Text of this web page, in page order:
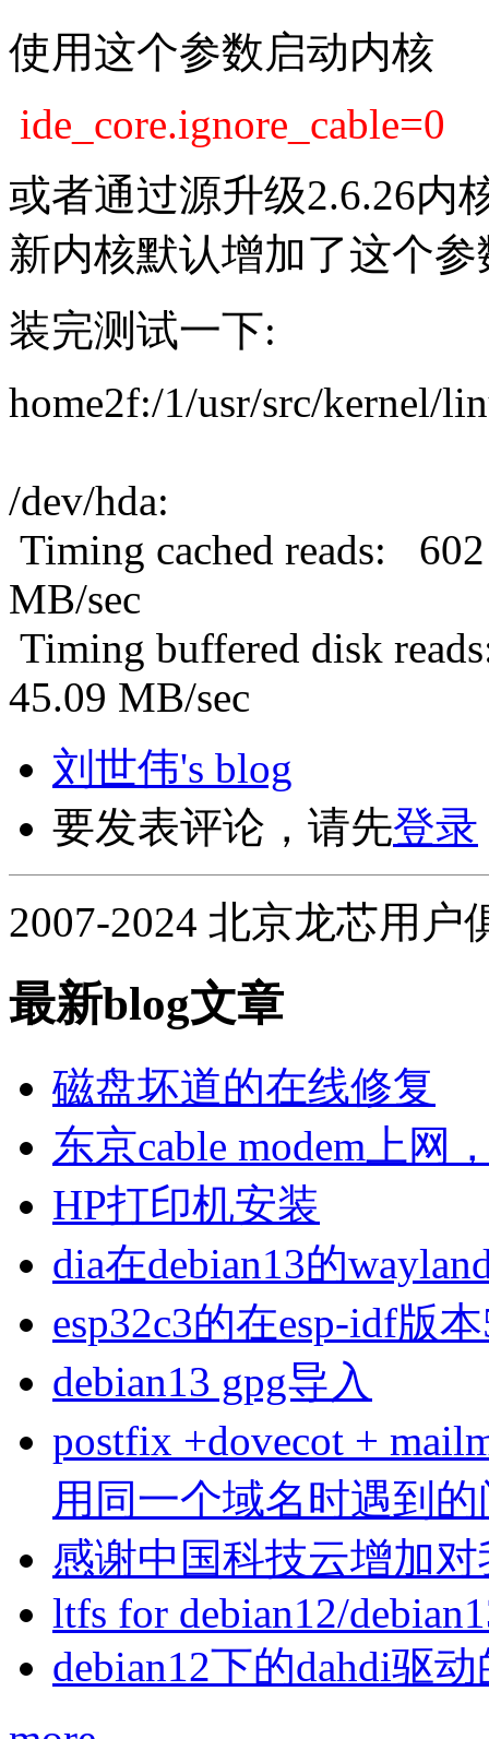
使用这个参数启动内核
ide_core.ignore_cable=0
或者通过源升级2.6.26内
新内核默认增加了这个参
装完测试一下:
home2f:/1/usr/src/kernel/
/dev/hda:
Timing cached reads:
MB/sec
Timing buffered disk
45.09 MB/sec
刘世伟's blog
要发表评论，请先登录
2007-2024 北京龙芯用户
最新blog文章
磁盘坏道的在线修复
东京cable modem上网
HP打印机安装
dia在debian13的
esp32c3的在esp-idf版
debian13 gpg导入
postfix +dovecot +
用同一个域名时遇到
感谢中国科技云增加
ltfs for debian12/
debian12下的dahdi驱动